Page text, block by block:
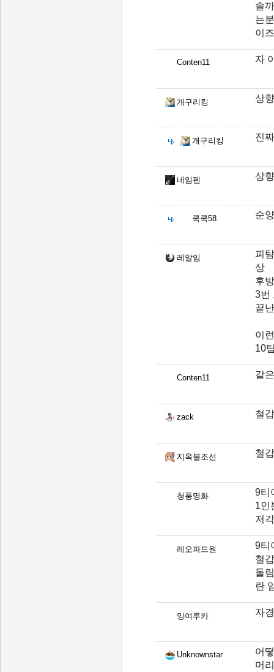
솔
는
이
Conten11 자
개구리킹 상
개구리킹 진
네임펜 상
쿡쿡58 순
레알임
피
상
후
3번
끝
이
10
Conten11 같
zack 철
지옥불조선 철
청풍명화
9티
1인
저
레오파드원
9티
철
돌
란
잉여루카 자
Unknownstar
어
머